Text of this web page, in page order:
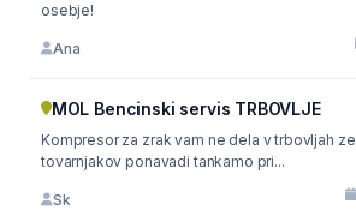
osebje!
Ana
MOL Bencinski servis TRBOVLJE
Kompresor za zrak vam ne dela v trbovljah
tovarnjakov ponavadi tankamo pri...
Sk